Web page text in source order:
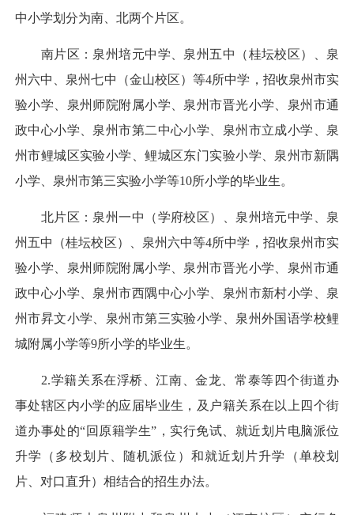
中小学划分为南、北两个片区。
南片区：泉州培元中学、泉州五中（桂坛校区）、泉
州六中、泉州七中（金山校区）等4所中学，招收泉州市实
验小学、泉州师院附属小学、泉州市晋光小学、泉州市通
政中心小学、泉州市第二中心小学、泉州市立成小学、泉
州市鲤城区实验小学、鲤城区东门实验小学、泉州市新隅
小学、泉州市第三实验小学等10所小学的毕业生。
北片区：泉州一中（学府校区）、泉州培元中学、泉
州五中（桂坛校区）、泉州六中等4所中学，招收泉州市实
验小学、泉州师院附属小学、泉州市晋光小学、泉州市通
政中心小学、泉州市西隅中心小学、泉州市新村小学、泉
州市昇文小学、泉州市第三实验小学、泉州外国语学校鲤
城附属小学等9所小学的毕业生。
2.学籍关系在浮桥、江南、金龙、常泰等四个街道办
事处辖区内小学的应届毕业生，及户籍关系在以上四个街
道办事处的“回原籍学生”，实行免试、就近划片电脑派位
升学（多校划片、随机派位）和就近划片升学（单校划
片、对口直升）相结合的招生办法。